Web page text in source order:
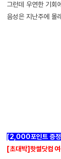
그런데 우연한 기회
음성은 지난주에 몰
[2,000포인트 증정
[초대박]핫썰닷컴